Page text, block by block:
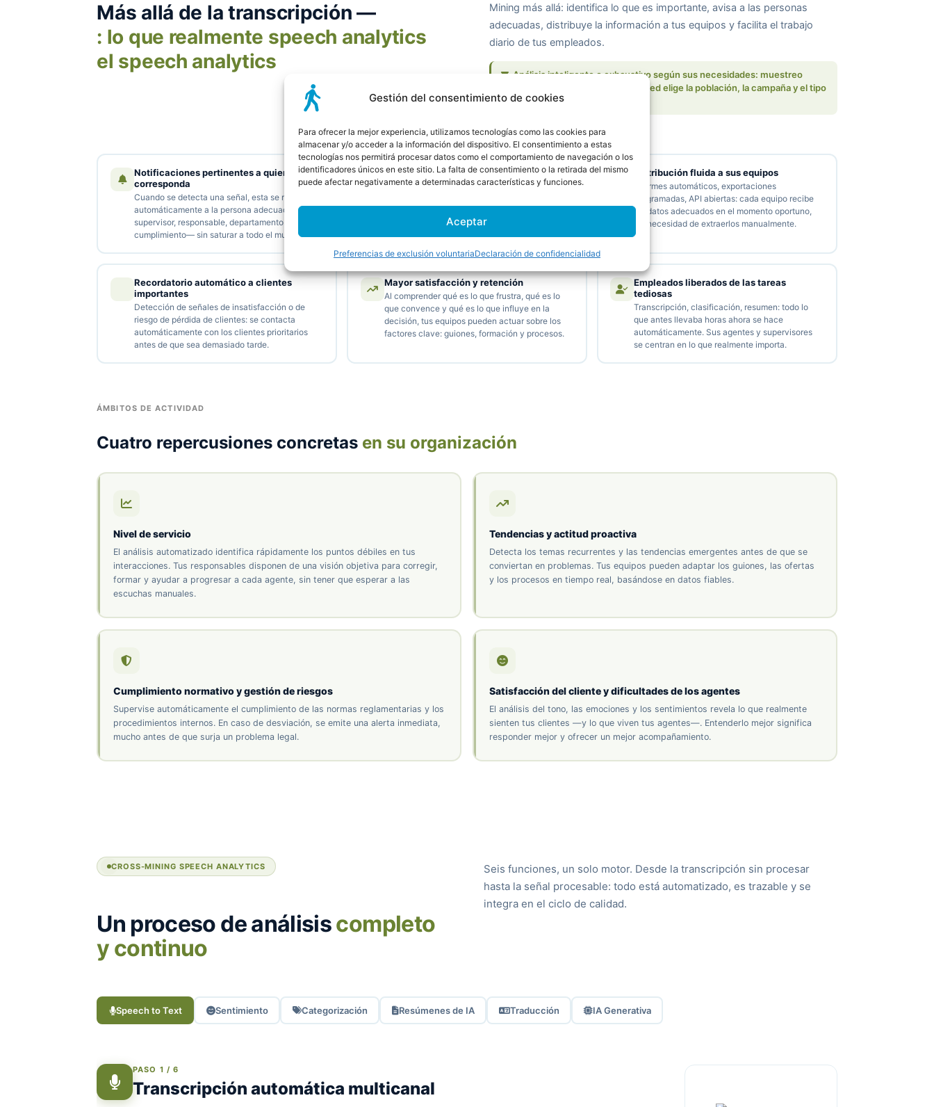
Gestión del consentimiento de cookies
Para ofrecer la mejor experiencia, utilizamos tecnologías como las cookies para
almacenar y/o acceder a la información del dispositivo. El consentimiento a estas
tecnologías nos permitirá procesar datos como el comportamiento de navegación o los
identificadores únicos en este sitio. La falta de consentimiento o la retirada del mismo
puede afectar negativamente a determinadas características y funciones.
Aceptar
Preferencias de exclusión voluntariaDeclaración de confidencialidad
Más allá de la transcripción —
: lo que realmente speech analytics
el speech analytics
Mining más allá: identifica lo que es importante, avisa a las personas
adecuadas, distribuye la información a tus equipos y facilita el trabajo
diario de tus empleados.
Análisis inteligente o exhaustivo según sus necesidades: muestreo
selectivo o cobertura al 100 %; usted elige la población, la campaña y el tipo
de llamada que desea auditar.
Notificaciones pertinentes a quien
corresponda
Cuando se detecta una señal, esta se remite
automáticamente a la persona adecuada —
supervisor, responsable, departamento de
cumplimiento— sin saturar a todo el mundo.
Paneles de control avanzados bajo
demanda
periodo— con vistas diseñadas en función de
tus verdaderos retos empresariales.
Distribución fluida a sus equipos
Informes automáticos, exportaciones
programadas, API abiertas: cada equipo recibe
los datos adecuados en el momento oportuno,
sin necesidad de extraerlos manualmente.
Recordatorio automático a clientes
importantes
Detección de señales de insatisfacción o de
riesgo de pérdida de clientes: se contacta
automáticamente con los clientes prioritarios
antes de que sea demasiado tarde.
Mayor satisfacción y retención
Al comprender qué es lo que frustra, qué es lo
que convence y qué es lo que influye en la
decisión, tus equipos pueden actuar sobre los
factores clave: guiones, formación y procesos.
Empleados liberados de las tareas
tediosas
Transcripción, clasificación, resumen: todo lo
que antes llevaba horas ahora se hace
automáticamente. Sus agentes y supervisores
se centran en lo que realmente importa.
ÁMBITOS DE ACTIVIDAD
Cuatro repercusiones concretas en su organización
Nivel de servicio
El análisis automatizado identifica rápidamente los puntos débiles en tus
interacciones. Tus responsables disponen de una visión objetiva para corregir,
formar y ayudar a progresar a cada agente, sin tener que esperar a las
escuchas manuales.
Tendencias y actitud proactiva
Detecta los temas recurrentes y las tendencias emergentes antes de que se
conviertan en problemas. Tus equipos pueden adaptar los guiones, las ofertas
y los procesos en tiempo real, basándose en datos fiables.
Cumplimiento normativo y gestión de riesgos
Supervise automáticamente el cumplimiento de las normas reglamentarias y los
procedimientos internos. En caso de desviación, se emite una alerta inmediata,
mucho antes de que surja un problema legal.
Satisfacción del cliente y dificultades de los agentes
El análisis del tono, las emociones y los sentimientos revela lo que realmente
sienten tus clientes —y lo que viven tus agentes—. Entenderlo mejor significa
responder mejor y ofrecer un mejor acompañamiento.
CROSS-MINING SPEECH ANALYTICS
Un proceso de análisiscompleto
y continuo
Seis funciones, un solo motor. Desde la transcripción sin procesar
hasta la señal procesable: todo está automatizado, es trazable y se
integra en el ciclo de calidad.
Speech to Text Sentimiento Categorización Resúmenes de IA Traducción IA Generativa
PASO 1 / 6
Transcripción automática multicanal